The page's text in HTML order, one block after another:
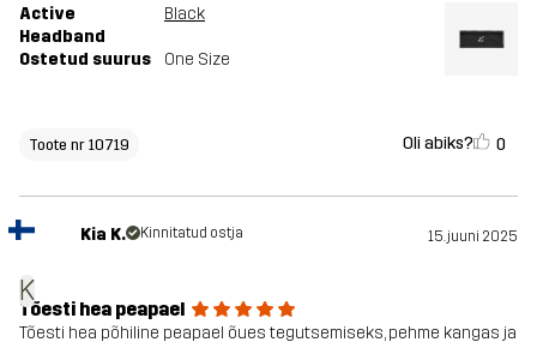
Active
Headband
Black
Ostetud suurus One Size
Toote nr 10719 Oli abiks? 0
K
Kia K. Kinnitatud ostja 15. juuni 2025
Tõesti hea peapael
Tõesti hea põhiline peapael õues tegutsemiseks, pehme kangas ja